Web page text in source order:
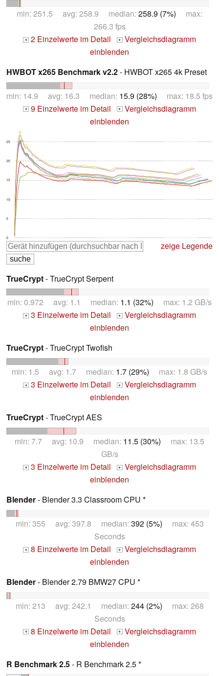
min: 251.5 avg: 258.9 median: 258.9 (7%) max:
266.3 fps
+ 2 Einzelwerte im Detail + Vergleichsdiagramm
einblenden
HWBOT x265 Benchmark v2.2- HWBOT x265 4k Preset
min: 14.9 avg: 16.3 median: 15.9 (28%) max: 18.5 fps
+ 9 Einzelwerte im Detail + Vergleichsdiagramm
einblenden
0
5
10
15
20
25
zeige Legende
TrueCrypt- TrueCrypt Serpent
min: 0.972 avg: 1.1 median: 1.1 (32%) max: 1.2 GB/s
+ 3 Einzelwerte im Detail + Vergleichsdiagramm
einblenden
TrueCrypt- TrueCrypt Twofish
min: 1.5 avg: 1.7 median: 1.7 (29%) max: 1.8 GB/s
+ 3 Einzelwerte im Detail + Vergleichsdiagramm
einblenden
TrueCrypt- TrueCrypt AES
min: 7.7 avg: 10.9 median: 11.5 (30%) max: 13.5
GB/s
+ 3 Einzelwerte im Detail + Vergleichsdiagramm
einblenden
Blender- Blender 3.3 Classroom CPU *
min: 355 avg: 397.8 median: 392 (5%) max: 453
Seconds
+ 8 Einzelwerte im Detail + Vergleichsdiagramm
einblenden
Blender- Blender 2.79 BMW27 CPU *
min: 213 avg: 242.1 median: 244 (2%) max: 268
Seconds
+ 8 Einzelwerte im Detail + Vergleichsdiagramm
einblenden
R Benchmark 2.5- R Benchmark 2.5 *